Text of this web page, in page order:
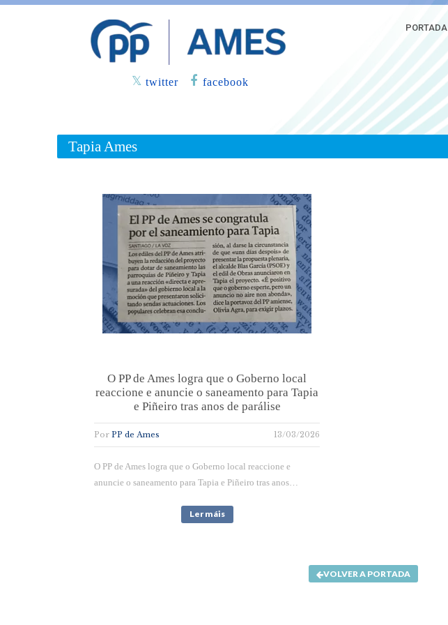
twitter facebook
PORTADA
Tapia Ames
O PP de Ames logra que o Goberno local
reaccione e anuncie o saneamento para Tapia
e Piñeiro tras anos de parálise
Por PP de Ames 13/03/2026
O PP de Ames logra que o Goberno local reaccione e
anuncie o saneamento para Tapia e Piñeiro tras anos…
Ler máis
VOLVER A PORTADA